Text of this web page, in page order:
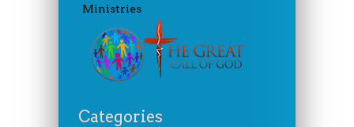
Ministries
Categories